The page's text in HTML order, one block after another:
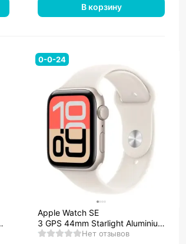
В корзину
0-0-24
Apple Watch SE
3 GPS 44mm Starlight Aluminium
Case with Starlight Sport Band -
Нет отзывов